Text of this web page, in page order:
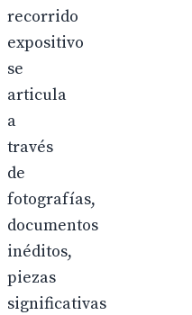
recorrido
expositivo
se
articula
a
través
de
fotografías,
documentos
inéditos,
piezas
significativas